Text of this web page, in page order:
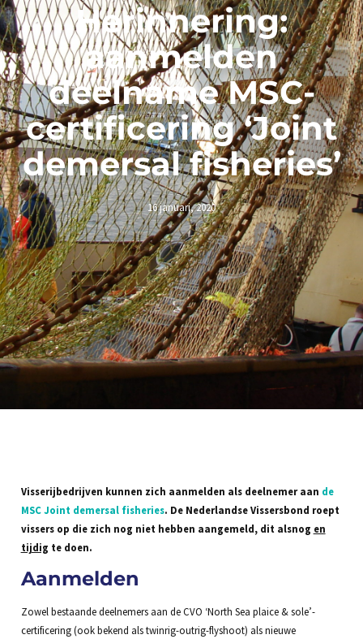
Herinnering:
aanmelden
deelname MSC-
certificering ‘Joint
demersal fisheries’
16 januari, 2020
Visserijbedrijven kunnen zich aanmelden als deelnemer aan de
MSC Joint demersal fisheries. De Nederlandse Vissersbond roept
vissers op die zich nog niet hebben aangemeld, dit alsnog en
tijdig te doen.
Aanmelden
Zowel bestaande deelnemers aan de CVO ‘North Sea plaice & sole’-
certificering (ook bekend als twinrig-outrig-flyshoot) als nieuwe